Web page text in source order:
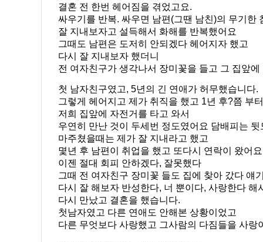
결혼 전 한번 헤어짐을 겪었고요.
싸우기를 반복. 싸우면 남편(그땐 남친)의 무기한
잘 지내보자고 설득해서 화해를 반복했어요
그때도 남편은 도저히 안되겠다 헤어지자 했고
다시 잘 지내보자 했더니
전 여자친구가 생각나서 장미꽃을 들고 그 집앞
첫 남자친구였고, 5년의 긴 연애가 허무했습니다.
그렇게 헤어지고 제가 취직을 했고 1년 후?쯤 부
저희 집앞에 자전거를 타고 와서
우연히 만난 것이 두세번 정도였어요 담배피는
마주쳤을때는 제가 잘 지내라고 했고
몇년 후 남편이 취업을 했고 또다시 연락이 왔어
이젠 절대 회피 안하겠다, 잘못했다
그때 전 여자친구 장미꽃 들도 집에 찾아 갔다
다시 잘 해보자 반성한다, 너 뿐이다, 사랑한다 해
다시 만났고 결혼을 했습니다.
첫남자였고 다른 연애도 안해본 상황이었고
다른 무엇보다 사랑했고 그사람의 다짐들을 사